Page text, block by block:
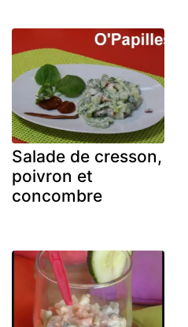
Salade de cresson,
poivron et
concombre